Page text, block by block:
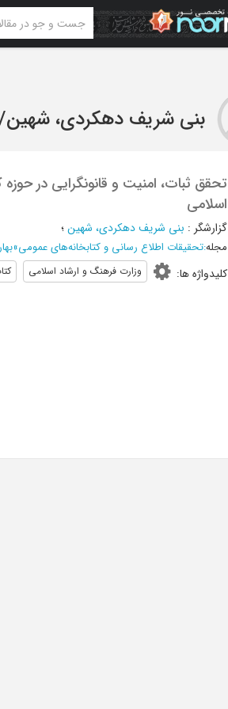
بنی شریف دهکردی، شهین
تحقق ثبات، امنیت و قانونگرایی در
اسلامی
گزارشگر : بنی شریف دهکردی، شهین؛
مجله:تحقیقات اطلاع رسانی و کتابخانه‌های عمومی»بهار 1377 - شماره 28
کلیدواژه ها: وزارت فرهنگ و ارشاد اسلامی